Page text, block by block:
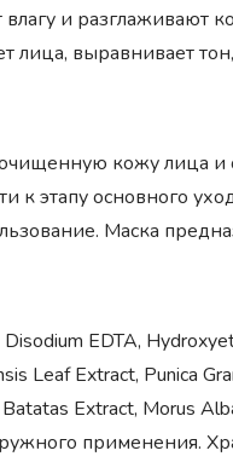
и разглаживают
выравнивает
кожу лица и
к этапу основного
Маска
EDTA,
Leaf Extract, Punica
Extract, Morus
применения.